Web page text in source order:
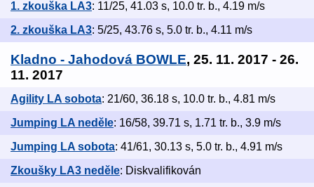
1. zkouška LA3: 11/25, 41.03 s, 10.0 tr. b., 4.19 m/s
2. zkouška LA3: 5/25, 43.76 s, 5.0 tr. b., 4.11 m/s
Kladno - Jahodová BOWLE, 25. 11. 2017 - 26.
11. 2017
Agility LA sobota: 21/60, 36.18 s, 10.0 tr. b., 4.81 m/s
Jumping LA neděle: 16/58, 39.71 s, 1.71 tr. b., 3.9 m/s
Jumping LA sobota: 41/61, 30.13 s, 5.0 tr. b., 4.91 m/s
Zkoušky LA3 neděle: Diskvalifikován